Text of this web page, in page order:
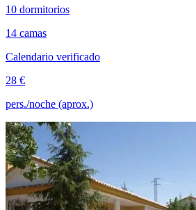
10 dormitorios
14 camas
Calendario verificado
28 €
pers./noche (aprox.)